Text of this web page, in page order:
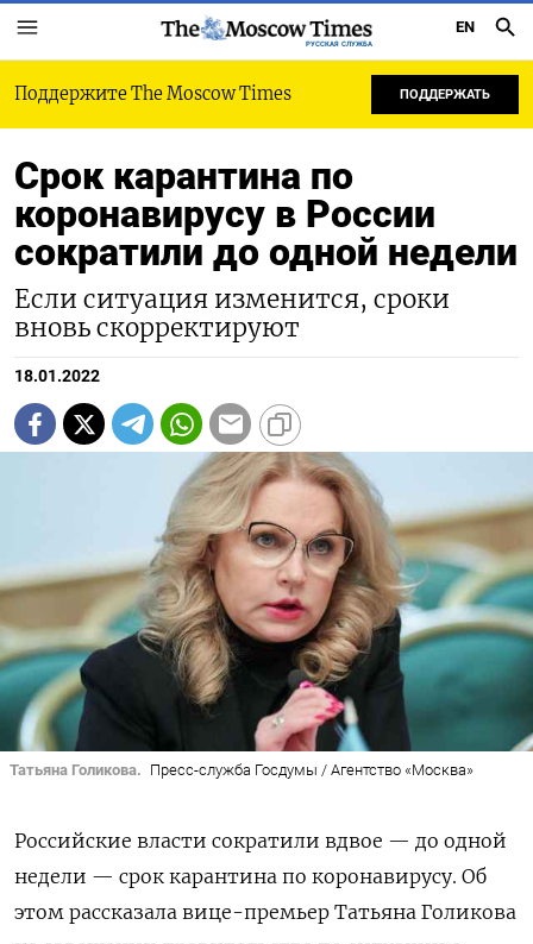
РУССКАЯ СЛУЖБА
EN
Поддержите The Moscow Times ПОДДЕРЖАТЬ
Срок карантина по
коронавирусу в России
сократили до одной недели
Если ситуация изменится, сроки
вновь скорректируют
18.01.2022
Татьяна Голикова. Пресс-служба Госдумы / Агентство «Москва»
Российские власти сократили вдвое — до одной
недели — срок карантина по коронавирусу. Об
этом рассказала вице-премьер Татьяна Голикова